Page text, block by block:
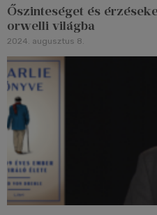
Őszinteséget és
orwelli világba
2024. augusztus 8.